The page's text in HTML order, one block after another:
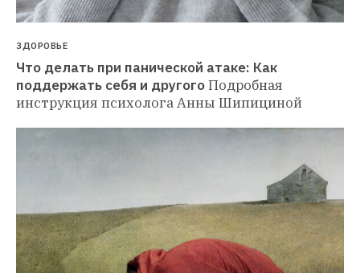
ЗДОРОВЬЕ
Что делать при панической атаке: Как
поддержать себя и другогоПодробная
инструкция психолога Анны Шипициной